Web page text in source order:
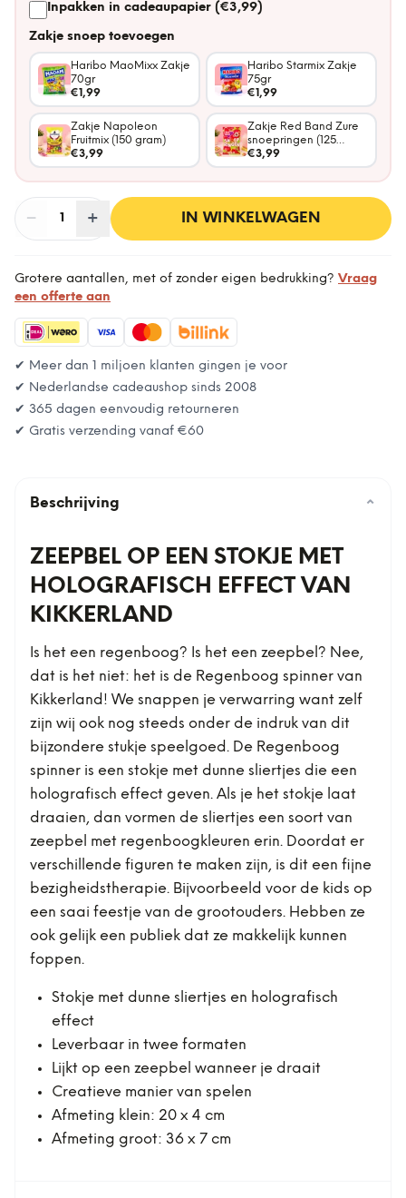
Inpakken in cadeaupapier (€3,99)
Zakje snoep toevoegen
Haribo MaoMixx Zakje
70gr
€1,99
Haribo Starmix Zakje
75gr
€1,99
Zakje Napoleon
Fruitmix (150 gram)
€3,99
Zakje Red Band Zure
snoepringen (125
gram)
€3,99
− Aantal
1 + IN WINKELWAGEN
Grotere aantallen, met of zonder eigen bedrukking? Vraag
een offerte aan
✔ Meer dan 1 miljoen klanten gingen je voor
✔ Nederlandse cadeaushop sinds 2008
✔ 365 dagen eenvoudig retourneren
✔ Gratis verzending vanaf €60
Beschrijving ⌄
ZEEPBEL OP EEN STOKJE MET
HOLOGRAFISCH EFFECT VAN
KIKKERLAND
Is het een regenboog? Is het een zeepbel? Nee,
dat is het niet: het is de Regenboog spinner van
Kikkerland! We snappen je verwarring want zelf
zijn wij ook nog steeds onder de indruk van dit
bijzondere stukje speelgoed. De Regenboog
spinner is een stokje met dunne sliertjes die een
holografisch effect geven. Als je het stokje laat
draaien, dan vormen de sliertjes een soort van
zeepbel met regenboogkleuren erin. Doordat er
verschillende figuren te maken zijn, is dit een fijne
bezigheidstherapie. Bijvoorbeeld voor de kids op
een saai feestje van de grootouders. Hebben ze
ook gelijk een publiek dat ze makkelijk kunnen
foppen.
Stokje met dunne sliertjes en holografisch
effect
Leverbaar in twee formaten
Lijkt op een zeepbel wanneer je draait
Creatieve manier van spelen
Afmeting klein: 20 x 4 cm
Afmeting groot: 36 x 7 cm